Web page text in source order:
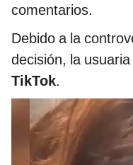
comentarios.
Debido a la
decisión, la
TikTok.